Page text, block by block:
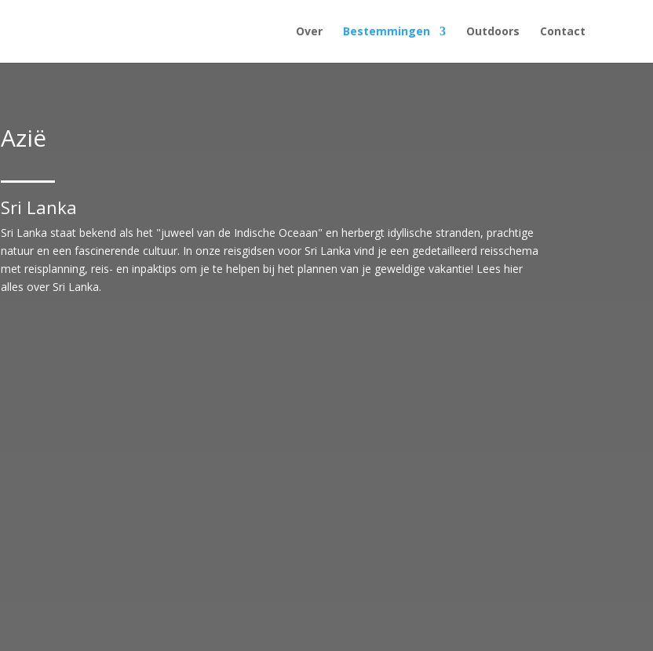
Over Bestemmingen Outdoors Contact
Azië
Sri Lanka
Sri Lanka staat bekend als het "juweel van de Indische Oceaan" en herbergt idyllische stranden, prachtige
natuur en een fascinerende cultuur. In onze reisgidsen voor Sri Lanka vind je een gedetailleerd reisschema
met reisplanning, reis- en inpaktips om je te helpen bij het plannen van je geweldige vakantie! Lees hier
alles over Sri Lanka.